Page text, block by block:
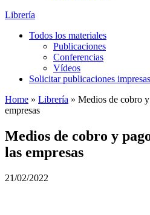
Librería
Todos los materiales
Publicaciones
Conferencias
Vídeos
Solicitar publicaciones impresas
Home » Librería » Medios de cobro
empresas
Medios de cobro y
las empresas
21/02/2022